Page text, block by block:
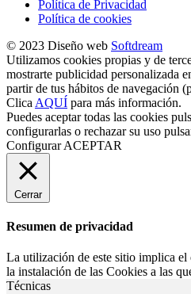
Política de Privacidad
Política de cookies
© 2023 Diseño web Softdream
Utilizamos cookies propias y de
mostrarte publicidad personalizada
partir de tus hábitos de navegación
Clica AQUÍ para más información.
Puedes aceptar todas las cookies
configurarlas o rechazar su uso
Configurar ACEPTAR
Cerrar
Resumen de privacidad
La utilización de este sitio implica
la instalación de las Cookies a las
Técnicas